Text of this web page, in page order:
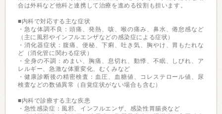
合は外科など他科と連携して治療を進める役割も担います。
■内科で対応する主な症状
・急な体調不良：頭痛、発熱、咳、喉の痛み、鼻水、倦怠感など
（主に風邪やインフルエンザなどの感染症による症状）
・消化器症状：腹痛、便秘、下痢、吐き気、胸やけ、胃もたれな
ど（消化管に関わる症状）
・全身の不調：めまい、胸痛、息切れ、動悸、不眠、しびれ、ア
レルギー、急激な体重変化、むくみなど
・健康診断後の精密検査：血圧、血糖値、コレステロール値、尿
検査などの数値異常（自覚症状がない場合も含む）
■内科で診療する主な疾患
・急性感染症：風邪、インフルエンザ、感染性胃腸炎など